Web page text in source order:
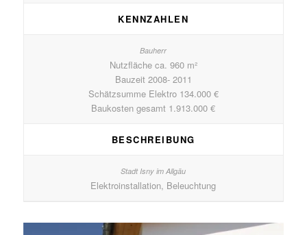
KENNZAHLEN
Nutzfläche ca. 960 m²
Bauzeit 2008- 2011
Schätzsumme Elektro 134.000 €
Baukosten gesamt 1.913.000 €
BESCHREIBUNG
Elektroinstallation, Beleuchtung